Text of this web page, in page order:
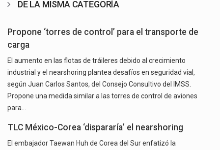
DE LA MISMA CATEGORÍA
Propone ‘torres de control’ para el transporte de
carga
El aumento en las flotas de tráileres debido al crecimiento
industrial y el nearshoring plantea desafíos en seguridad vial,
según Juan Carlos Santos, del Consejo Consultivo del IMSS.
Propone una medida similar a las torres de control de aviones
para…
TLC México-Corea ‘dispararía’ el nearshoring
El embajador Taewan Huh de Corea del Sur enfatizó la